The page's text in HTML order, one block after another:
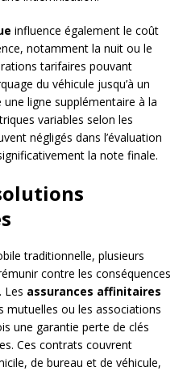
influence également le coût
notamment la nuit ou le
tarifaires pouvant
du véhicule jusqu’à un
ligne supplémentaire à la
variables selon les
négligés dans l’évaluation
la note finale.
traditionnelle, plusieurs
contre les conséquences
Les assurances affinitaires
mutuelles ou les associations
une garantie perte de clés
Ces contrats couvrent
de bureau et de véhicule,